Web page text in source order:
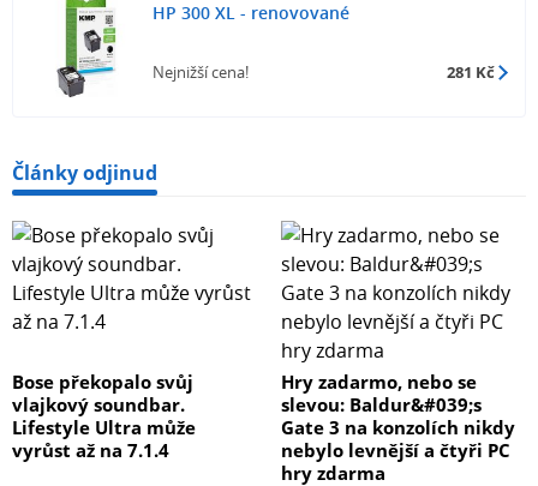
HP 300 XL - renovované
Nejnižší cena! 281 Kč
Články odjinud
Bose překopalo svůj
vlajkový soundbar.
Lifestyle Ultra může
vyrůst až na 7.1.4
Hry zadarmo, nebo se
slevou: Baldur&#039;s
Gate 3 na konzolích nikdy
nebylo levnější a čtyři PC
hry zdarma